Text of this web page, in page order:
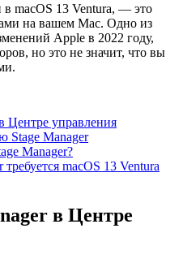
в macOS 13 Ventura, — это
на вашем Mac. Одно из
Apple в 2022 году,
но это не значит, что вы
Центре управления
Stage Manager
Manager?
macOS 13 Ventura
в Центре